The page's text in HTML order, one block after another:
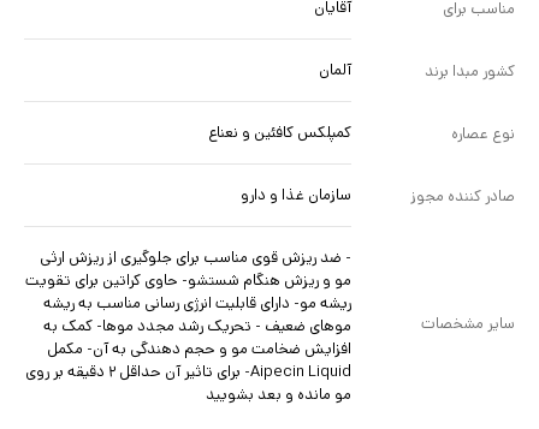
مناسب برای آقایان
کشور مبدا برند آلمان
نوع عصاره کمپلکس کافئین و نعناع
صادر کننده مجوز سازمان غذا و دارو
سایر مشخصات
- ضد ریزش قوی مناسب برای جلوگیری از ریزش ارثی
مو و ریزش هنگام شستشو- حاوی کراتین برای تقویت
ریشه مو- دارای قابلیت انرژی رسانی مناسب به ریشه
موهای ضعیف - تحریک رشد مجدد موها- کمک به
افزایش ضخامت مو و حجم دهندگی به آن- مکمل
Aipecin Liquid- برای تاثیر آن حداقل ۲ دقیقه بر روی
مو مانده و بعد بشویید